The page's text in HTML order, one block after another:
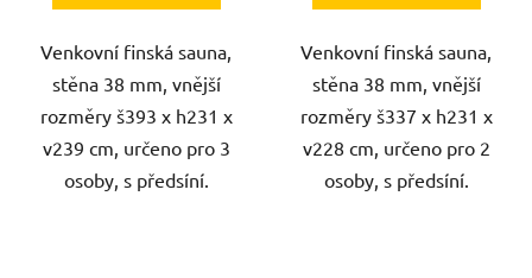
Venkovní finská sauna,
stěna 38 mm, vnější
rozměry š393 x h231 x
v239 cm, určeno pro 3
osoby, s předsíní.
Venkovní finská sauna,
stěna 38 mm, vnější
rozměry š337 x h231 x
v228 cm, určeno pro 2
osoby, s předsíní.